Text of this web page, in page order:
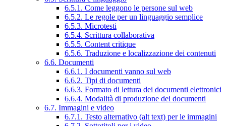
6.5.1. Come leggono le persone sul web
6.5.2. Le regole per un linguaggio semplice
6.5.3. Microtesti
6.5.4. Scrittura collaborativa
6.5.5. Content critique
6.5.6. Traduzione e localizzazione dei contenuti
6.6. Documenti
6.6.1. I documenti vanno sul web
6.6.2. Tipi di documenti
6.6.3. Formato di lettura dei documenti elettronici
6.6.4. Modalità di produzione dei documenti
6.7. Immagini e video
6.7.1. Testo alternativo (alt text) per le immagini